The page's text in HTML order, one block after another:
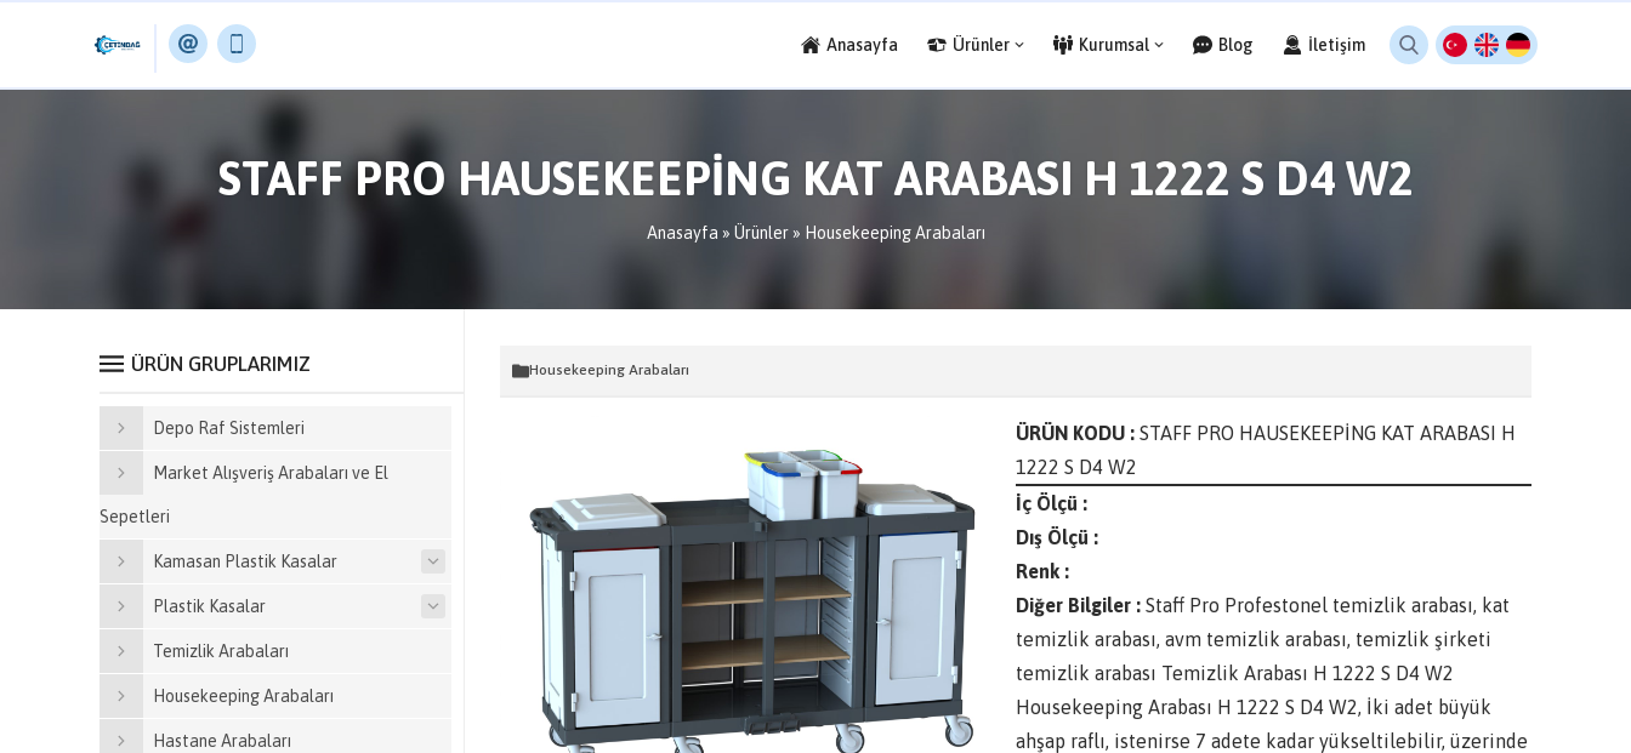
Anasayfa Ürünler Kurumsal Blog İletişim
STAFF PRO HAUSEKEEPİNG KAT ARABASI H 1222 S D4 W2
Anasayfa » Ürünler» Housekeeping Arabaları
Housekeeping Arabaları
ÜRÜN KODU : STAFF PRO HAUSEKEEPİNG KAT ARABASI H
1222 S D4 W2
İç Ölçü :
Dış Ölçü :
Renk :
Diğer Bilgiler : Staff Pro Profestonel temizlik arabası, kat
temizlik arabası, avm temizlik arabası, temizlik şirketi
temizlik arabası Temizlik Arabası H 1222 S D4 W2
Housekeeping Arabası H 1222 S D4 W2, İki adet büyük
ahşap raflı, istenirse 7 adete kadar yükseltilebilir, üzerinde
ÜRÜN GRUPLARIMIZ
Depo Raf Sistemleri
Market Alışveriş Arabaları ve El
Sepetleri
Kamasan Plastik Kasalar
Plastik Kasalar
Temizlik Arabaları
Housekeeping Arabaları
Hastane Arabaları